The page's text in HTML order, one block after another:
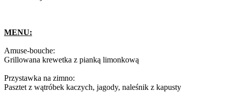
MENU:
Amuse-bouche:
Grillowana krewetka z pianką limonkową
Przystawka na zimno:
Pasztet z wątróbek kaczych, jagody, naleśnik z kapusty